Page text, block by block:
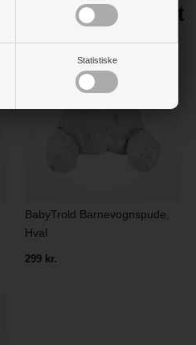
Statistiske
være interesseret
BabyTrold Barnevognspude,
Hval
299 kr.